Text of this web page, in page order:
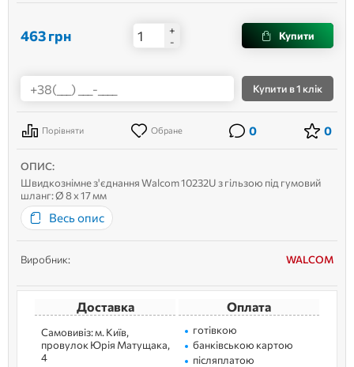
463грн
+
-
Купити
Купити в 1 клік
Порівняти Обране 0 0
ОПИС:
Швидкознімне з'єднання Walcom 10232U з гільзою під гумовий
шланг: Ø 8 х 17 мм
Весь опис
Виробник: WALCOM
Доставка
Самовивіз: м. Kиїв,
провулок Юрія Матущака,
4
Оплата
готівкою
банківською картою
післяплатою